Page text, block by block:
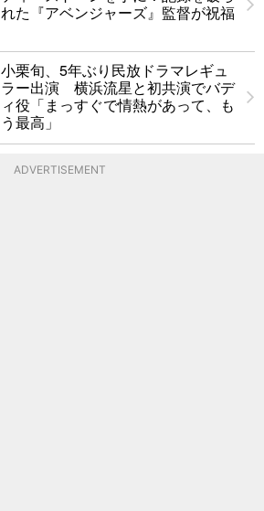
れた『アベンジャーズ』監督が祝福
小栗旬、5年ぶり民放ドラマレギュ
ラー出演 横浜流星と初共演でバデ
ィ役「まっすぐで情熱があって、も
う最高」
ADVERTISEMENT